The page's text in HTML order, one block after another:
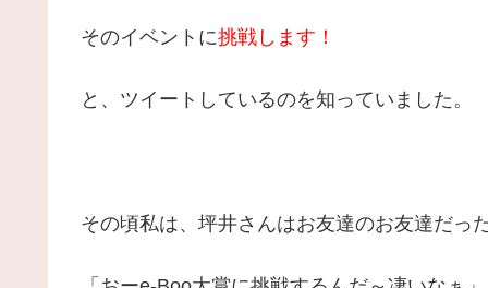
そのイベントに挑戦します！
と、ツイートしているのを知っていました。
その頃私は、坪井さんはお友達のお友達だっ